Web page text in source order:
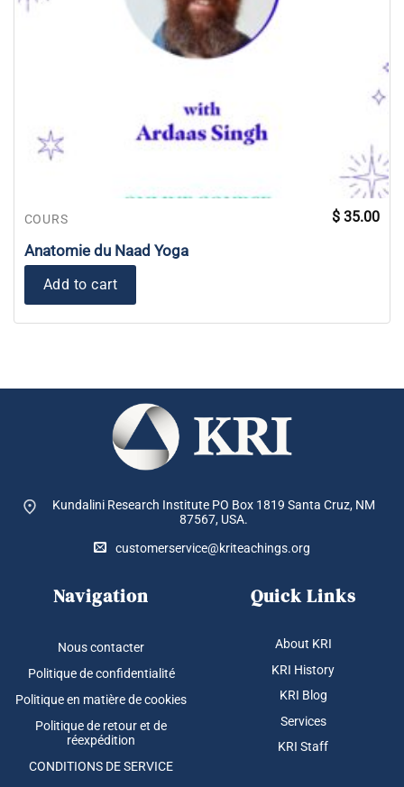
COURS
Anatomie du Naad Yoga
$ 35.00
Add to cart
Kundalini Research Institute PO Box 1819 Santa Cruz, NM
87567, USA.
customerservice@kriteachings.org
Navigation
Nous contacter
Politique de confidentialité
Politique en matière de cookies
Politique de retour et de
réexpédition
CONDITIONS DE SERVICE
Quick Links
About KRI
KRI History
KRI Blog
Services
KRI Staff